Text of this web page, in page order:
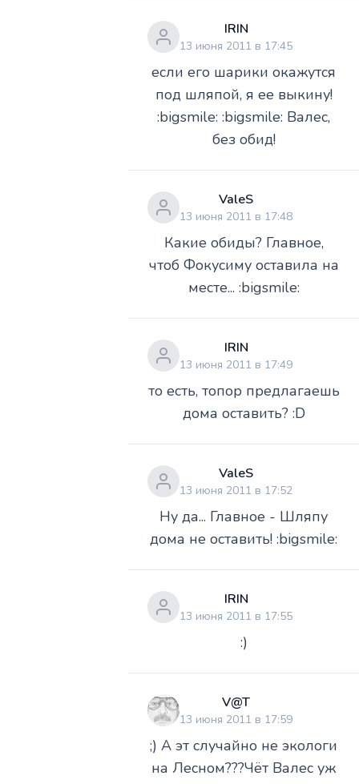
IRIN
13 июня 2011 в 17:45
если его шарики окажутся
под шляпой, я ее выкину!
:bigsmile: :bigsmile: Валес,
без обид!
ValeS
13 июня 2011 в 17:48
Какие обиды? Главное,
чтоб Фокусиму оставила на
месте... :bigsmile:
IRIN
13 июня 2011 в 17:49
то есть, топор предлагаешь
дома оставить? :D
ValeS
13 июня 2011 в 17:52
Ну да... Главное - Шляпу
дома не оставить! :bigsmile:
IRIN
13 июня 2011 в 17:55
:)
V@T
13 июня 2011 в 17:59
;) А эт случайно не экологи
на Лесном???Чёт Валес уж